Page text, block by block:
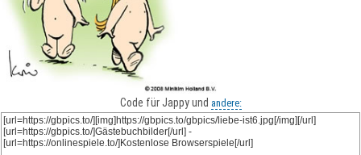
Code für Jappy und andere: